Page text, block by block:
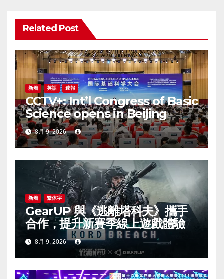
Related Post
新着 英語 速報
CCTV+: Int’l Congress of Basic
Science opens in Beijing
8月 9, 2026
新着 繁体字
GearUP 與《逃離塔科夫》攜手
合作，提升新賽季線上遊戲體驗
8月 9, 2026